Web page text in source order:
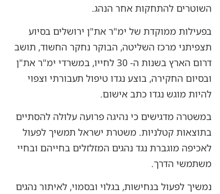
השוטרים להתחקות אחר הנהג.
בפעילות ממוקדת של ימ"ר את"ן ירושלים בסיוע
תצפיתני מרכז השליטה, הבוקר נחקר החשוד, תושב
דרום הארץ בשנות ה- 30 לחייו, במשרדי ימ"ר את"ן
ובסיום החקירה, בוצע נגדו טיפול תעבורתי וצפוי
להיות מוגש נגדו כתב אישום.
במשטרה מדגישים כי נהיגה פרועה עלולה להסתיים
בתוצאות קטלניות. משטרת ישראל תמשיך לפעול
לאכיפה מוגברת נגד נהגים המזלזלים בחייהם ובחיי
משתמשי הדרך.
נמשיך לפעול בנחישות, בגלוי ובסמוי, לאיתור נהגים